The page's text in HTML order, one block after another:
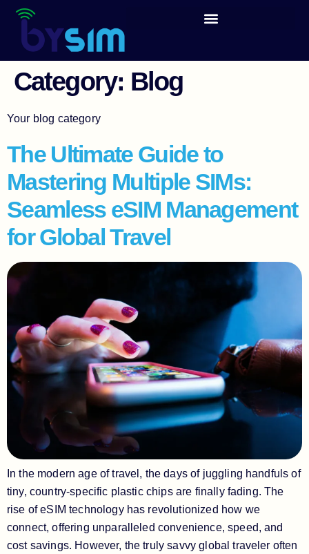
content
Category: Blog
Your blog category
The Ultimate Guide to
Mastering Multiple SIMs:
Seamless eSIM Management
for Global Travel
In the modern age of travel, the days of juggling handfuls of
tiny, country-specific plastic chips are finally fading. The
rise of eSIM technology has revolutionized how we
connect, offering unparalleled convenience, speed, and
cost savings. However, the truly savvy global traveler often